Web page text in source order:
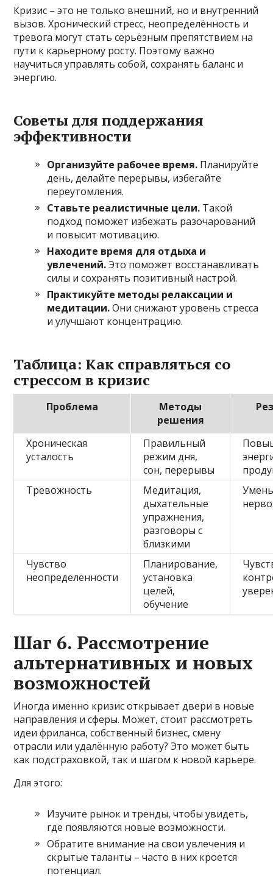
Кризис – это не только внешний, но и внутренний
вызов. Хронический стресс, неопределённость и
тревога могут стать серьёзным препятствием на
пути к карьерному росту. Поэтому важно
научиться управлять собой, сохранять баланс и
энергию.
Советы для поддержания
эффективности
Организуйте рабочее время. Планируйте
день, делайте перерывы, избегайте
переутомления.
Ставьте реалистичные цели. Такой
подход поможет избежать разочарований
и повысит мотивацию.
Находите время для отдыха и
увлечений.Это поможет восстанавливать
силы и сохранять позитивный настрой.
Практикуйте методы релаксации и
медитации.Они снижают уровень стресса
и улучшают концентрацию.
Таблица: Как справляться со
стрессом в кризис
Проблема
Методы
решения
Хроническая
усталость
Правильный
режим дня,
сон, перерывы
Тревожность
Медитация,
дыхательные
упражнения,
разговоры с
близкими
Чувство
неопределённости
Планирование,
установка
целей,
обучение
Шаг 6. Рассмотрение
альтернативных и новых
возможностей
Иногда именно кризис открывает двери в новые
направления и сферы. Может, стоит рассмотреть
идеи фриланса, собственный бизнес, смену
отрасли или удалённую работу? Это может быть
как подстраховкой, так и шагом к новой карьере.
Для этого:
Изучите рынок и тренды, чтобы увидеть,
где появляются новые возможности.
Обратите внимание на свои увлечения и
скрытые таланты – часто в них кроется
потенциал.